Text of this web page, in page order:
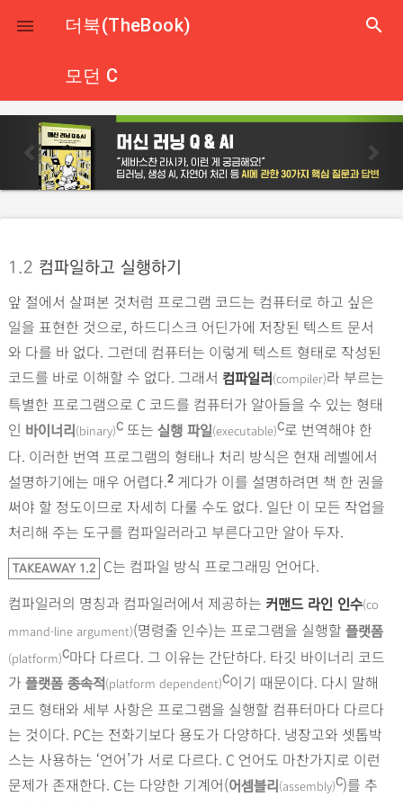
close
 더북(TheBook) search
모던 C
p
r
e
u
s
n
e
x
1.2 컴파일하고 실행하기
앞 절에서 살펴본 것처럼 프로그램 코드는 컴퓨터로 하고 싶은
일을 표현한 것으로, 하드디스크 어딘가에 저장된 텍스트 문서
와 다를 바 없다. 그런데 컴퓨터는 이렇게 텍스트 형태로 작성된
코드를 바로 이해할 수 없다. 그래서 컴파일러 (compiler)라 부르는
특별한 프로그램으로 C 코드를 컴퓨터가 알아들을 수 있는 형태
인 바이너리 (binary)C또는 실행 파일(executable)C로 번역해야 한
다. 이러한 번역 프로그램의 형태나 처리 방식은 현재 레벨에서
설명하기에는 매우 어렵다.2게다가 이를 설명하려면 책 한 권을
써야 할 정도이므로 자세히 다룰 수도 없다. 일단 이 모든 작업을
처리해 주는 도구를 컴파일러라고 부른다고만 알아 두자.
TAKEAWAY 1.2
C는 컴파일 방식 프로그래밍 언어다.
컴파일러의 명칭과 컴파일러에서 제공하는 커맨드 라인 인수(co
mmand-line argument)(명령줄 인수)는 프로그램을 실행할 플랫폼
(platform)C마다 다르다. 그 이유는 간단하다. 타깃 바이너리 코드
가 플랫폼 종속적(platform dependent)C이기 때문이다. 다시 말해
코드 형태와 세부 사항은 프로그램을 실행할 컴퓨터마다 다르다
는 것이다. PC는 전화기보다 용도가 다양하다. 냉장고와 셋톱박
스는 사용하는 ‘언어’가 서로 다르다. C 언어도 마찬가지로 이런
문제가 존재한다. C는 다양한 기계어(어셈블리 (assembly)C)를 추